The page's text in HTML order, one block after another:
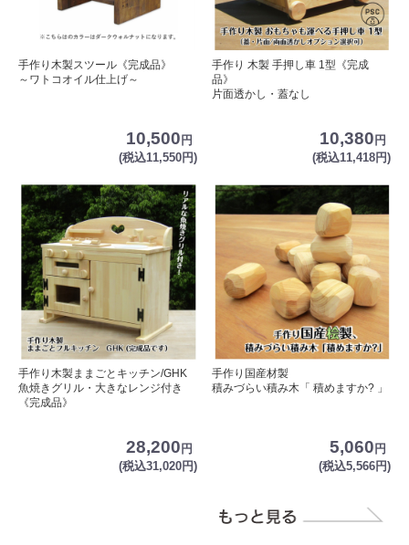
手作り木製スツール《完成品》
～ワトコオイル仕上げ～
10,500 円
(税込11,550円)
手作り 木製 手押し車 1型《完成
品》
片面透かし・蓋なし
10,380 円
(税込11,418円)
手作り木製ままごとキッチン/GHK
魚焼きグリル・大きなレンジ付き
《完成品》
28,200 円
(税込31,020円)
手作り国産材製
積みづらい積み木「 積めますか? 」
5,060 円
(税込5,566円)